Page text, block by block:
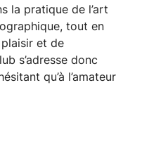
la pratique de l’art
tout en
et de
s’adresse donc
qu’à l’amateur